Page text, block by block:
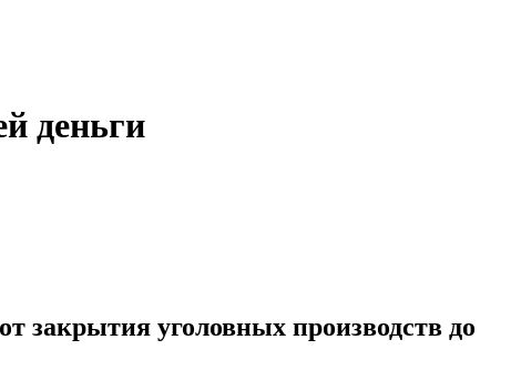
деньги
закрытия уголовных производств до